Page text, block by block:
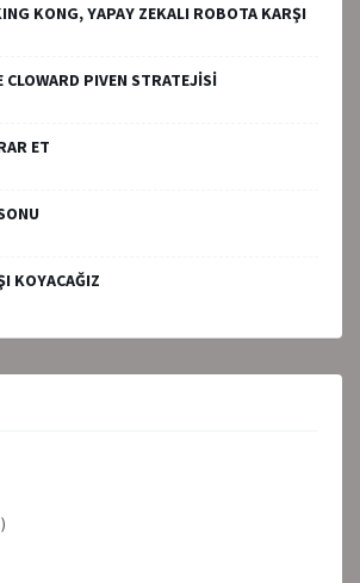
KONG, YAPAY ZEKALI ROBOTA KARŞI
CLOWARD PIVEN STRATEJİSİ
ET
KOYACAĞIZ